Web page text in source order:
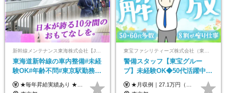
新幹線メンテナンス東海株式会社【JR東海グループ】
東海道新幹線の車内整備#未経
験OK#年齢不問#東京駅勤務
#59歳まで正社員登用可＆登用
実績多数！
★毎年昇給実績あり ★入社3年で430万円も可(正社員登用された場合) ■入社時月収例：25万2840円(1万2040円×21日)＋賞与支給実績有（年2回・2025年度） 日給1万2040円 ※別途「超過勤務手当、祝繁手当、特殊手当」の支給有 ※試用期間中（2ヶ月）の待遇・雇用形態に差異はございません
東宝ファシリティーズ株式会社（東宝株式会社100％出資）
警備スタッフ【東宝グルー
プ】未経験OK◆50代活躍中
◆1勤務で2日分休み◆8割が座
り仕事◆賞与年2回
★月収例｜27.1万円（月給+残業代2.4万円+資格手当0.2万円+家族手当0.85万円） ★賞与年2回＆充実した手当あり！ ■月給23万6,500円～＋賞与年2回＋各種手当 ┗月給には職務手当19,500円、調整手当15,000円、住宅手当18,500円、契約社員手当1,500円を含みます ※試用期間4ヶ月(期間中の給与・待遇の差異はありません) ━━━━━━━━━━ 各種手当も充実！ ━━━━━━━━━━ ★家族手当 ★役付手当 ★資格手当 ★年末年始勤務手当 ★交通費支給（月5万円以内／6ヶ月分の定期代を支給） ★残業・深夜残業手当（全額支給） ━━━━━━━━━━ 給与支給日は毎月25日です ━━━━━━━━━━ 例：1月1日付入社の場合 1月25日に基本給+変動しない手当を支給 2月25日に前月分の残業手当など変動する手当を支給